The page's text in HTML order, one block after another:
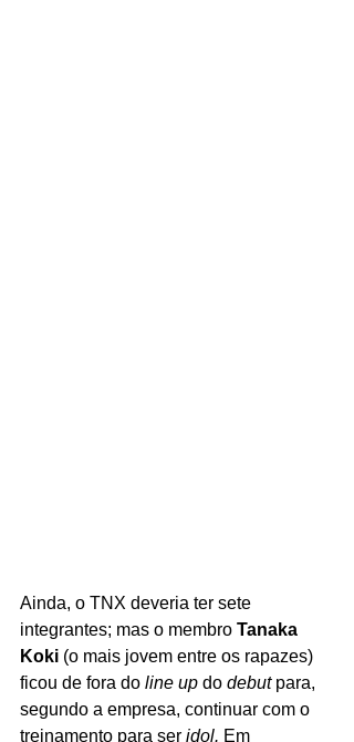
Ainda, o TNX deveria ter sete
integrantes; mas o membro Tanaka
Koki (o mais jovem entre os rapazes)
ficou de fora do line up do debut para,
segundo a empresa, continuar com o
treinamento para ser idol. Em